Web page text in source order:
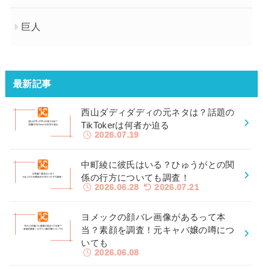
巨人
最新記事
西山ダディダディの元ネタは？話題の
TikTokerは何者か迫る
2026.07.19
中町綾に彼氏はいる？ひゅうがとの関
係の行方についても調査！
2026.06.28 2026.07.21
ヨメックの顔バレ画像があるって本
当？素顔を調査！元キャバ嬢の噂につ
いても
2026.06.08